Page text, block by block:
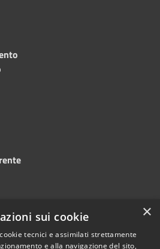
Meccanismo di feedback ×
sui cookie
tecnici e assimilati strettamente
e alla navigazione del sito,